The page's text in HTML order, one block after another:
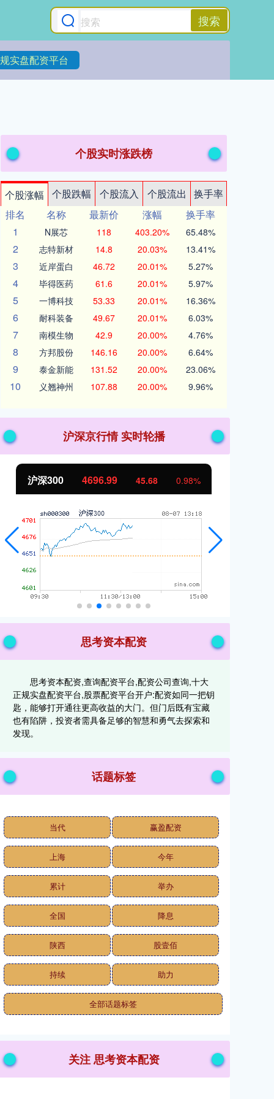
搜索
实盘配资平台
个股实时涨跌榜
个股涨幅 个股跌幅 个股流入 个股流出
换手率
排名
名称 最新价 涨幅
换手率
1
N展芯 118 403.20% 65.48%
2 志特新材 14.8 20.03% 13.41%
3 近岸蛋白 46.72 20.01% 5.27%
4 毕得医药 61.6 20.01% 5.97%
5 一博科技 53.33 20.01% 16.36%
6 耐科装备 49.67 20.01% 6.03%
7 南模生物 42.9 20.00% 4.76%
8 方邦股份 146.16 20.00% 6.64%
9 泰金新能 131.52 20.00% 23.06%
10 义翘神州 107.88 20.00% 9.96%
沪深京行情 实时轮播
沪深300 4696.99 45.68 0.98%
思考资本配资
思考资本配资,查询配资平台,配资公司查询,十大
正规实盘配资平台,股票配资平台开户:配资如同一把钥
匙，能够打开通往更高收益的大门。但门后既有宝藏
也有陷阱，投资者需具备足够的智慧和勇气去探索和
发现。
话题标签
当代 赢盈配资
上海 今年
累计 举办
全国 降息
陕西 股壹佰
持续 助力
全部话题标签
关注 思考资本配资